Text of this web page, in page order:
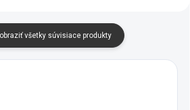
všetky súvisiace produkty